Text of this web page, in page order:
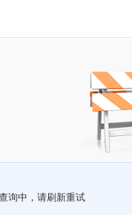
询中，请刷新重试